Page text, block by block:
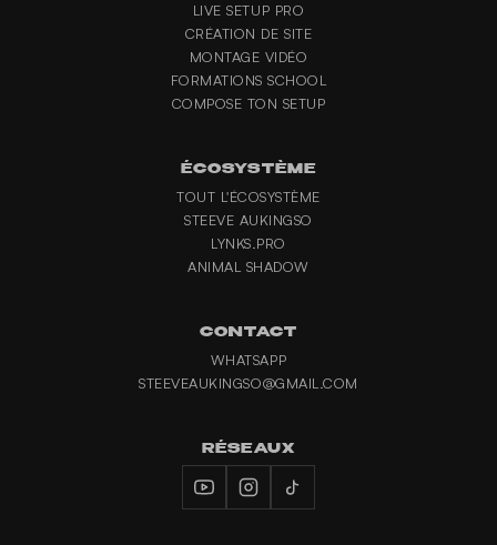
LIVE SETUP PRO
CRÉATION DE SITE
MONTAGE VIDÉO
FORMATIONS SCHOOL
COMPOSE TON SETUP
ÉCOSYSTÈME
TOUT L'ÉCOSYSTÈME
STEEVE AUKINGSO
LYNKS.PRO
ANIMAL SHADOW
CONTACT
WHATSAPP
STEEVEAUKINGSO@GMAIL.COM
RÉSEAUX